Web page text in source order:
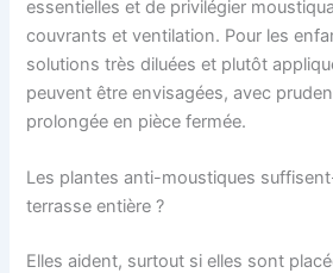
essentielles et de privilégier
couvrants et ventilation. Pour les
solutions très diluées et plutôt
peuvent être envisagées, avec
prolongée en pièce fermée.
Les plantes anti-moustiques
terrasse entière ?
Elles aident, surtout si elles sont